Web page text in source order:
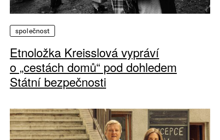
společnost
Etnoložka Kreisslová vypráví
o „cestách domů“ pod dohledem
Státní bezpečnosti